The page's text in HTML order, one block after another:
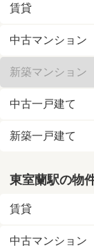
賃貸
中古マンション
新築マンション
中古一戸建て
新築一戸建て
東室蘭駅の物
賃貸
中古マンション